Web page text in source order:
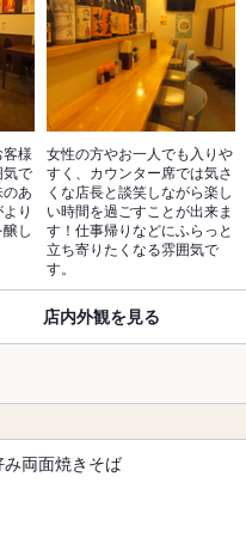
様
気で
あ
り
し
女性の方やお一人でも入りや
すく、カウンター席では気さ
くな店長と談笑しながら楽し
い時間を過ごすことが出来ま
す！仕事帰りなどにふらっと
立ち寄りたくなる雰囲気で
す。
店内外観を見る
み両面焼きそば